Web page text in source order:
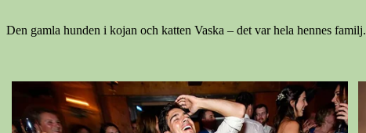
Den gamla hunden i kojan och katten Vaska – det var hela hennes familj.